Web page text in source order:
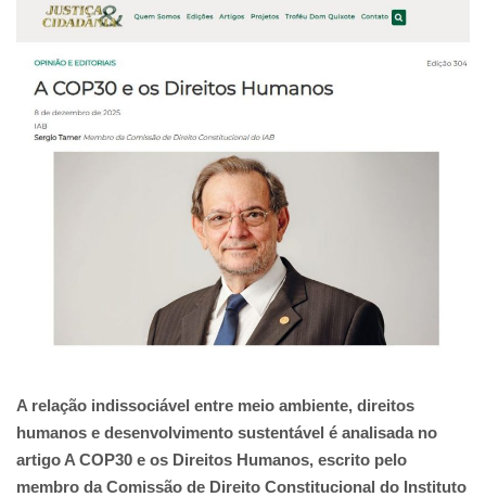
A relação indissociável entre meio ambiente, direitos
humanos e desenvolvimento sustentável é analisada no
artigo A COP30 e os Direitos Humanos, escrito pelo
membro da Comissão de Direito Constitucional do Instituto